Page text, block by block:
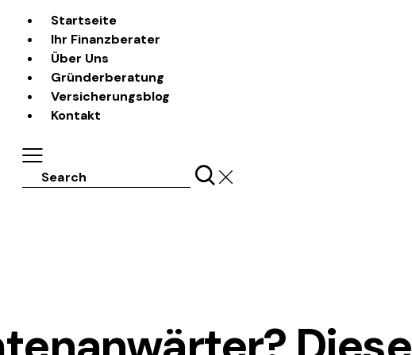
Startseite
Ihr Finanzberater
Über Uns
Gründerberatung
Versicherungsblog
Kontakt
Search